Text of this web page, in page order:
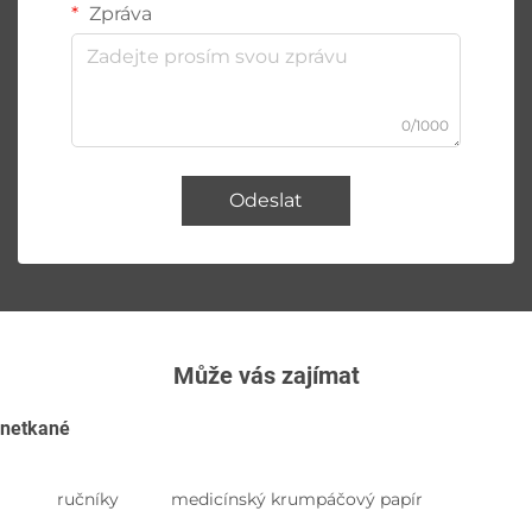
Zpráva
0/1000
Odeslat
Může vás zajímat
netkané
ručníky medicínský krumpáčový papír